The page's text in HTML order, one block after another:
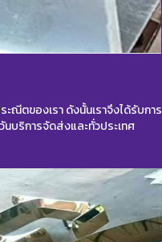
ณีตของเรา ดังนั้นเราจึงได้รับการ
บริการจัดส่งและทั่วประเทศ